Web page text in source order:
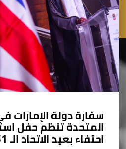
سفارة دولة الإمارات
المتحدة تنظم حفل
احتفاء بعيد الاتحاد الـ 51